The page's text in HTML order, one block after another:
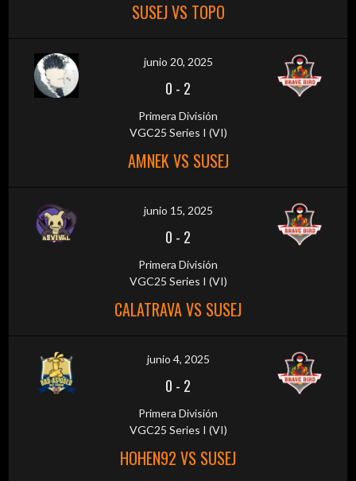
SUSEJ VS TOPO
junio 20, 2025
0 - 2
Primera División
VGC25 Series I (VI)
AMNEK VS SUSEJ
junio 15, 2025
0 - 2
Primera División
VGC25 Series I (VI)
CALATRAVA VS SUSEJ
junio 4, 2025
0 - 2
Primera División
VGC25 Series I (VI)
HOHEN92 VS SUSEJ